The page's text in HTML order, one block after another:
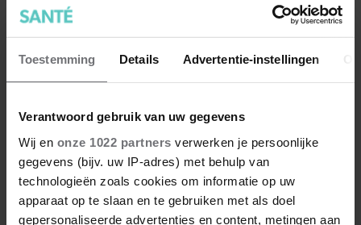
Toestemming Details Advertentie-instellingen
Verantwoord gebruik van uw gegevens
Wij en onze 1022 partners verwerken je persoonlijke
gegevens (bijv. uw IP-adres) met behulp van
technologieën zoals cookies om informatie op uw
apparaat op te slaan en te gebruiken met als doel
gepersonaliseerde advertenties en content, metingen aan